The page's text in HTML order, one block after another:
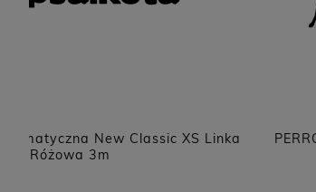
PERRO Jagnięcina z dynią dla psów